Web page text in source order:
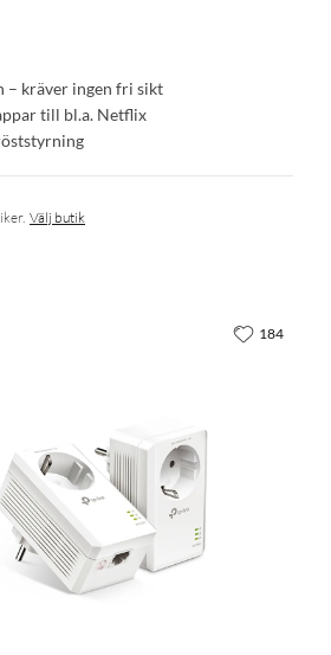
– kräver ingen fri sikt
till bl.a. Netflix
Välj butik
184